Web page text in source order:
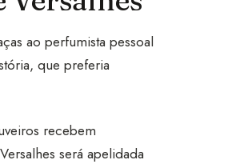
ao perfumista pessoal
que preferia
recebem
será apelidada